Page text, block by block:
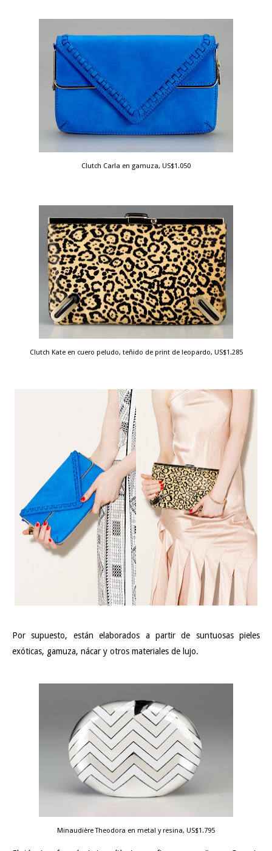
Clutch Carla en gamuza, US$1.050
Clutch Kate en cuero peludo, teñido de print de leopardo, US$1.285
Por supuesto, están elaborados a partir de suntuosas pieles
exóticas, gamuza, nácar y otros materiales de lujo.
Minaudière Theodora en metal y resina, US$1.795